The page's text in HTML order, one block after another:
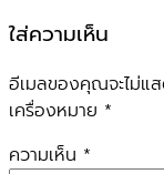
ใส่ความเห็น
อีเมลของคุณจะไม่แ
เครื่องหมาย *
ความเห็น *